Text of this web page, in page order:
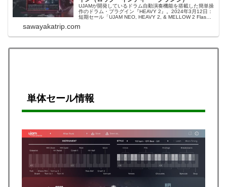
UJAMが開発しているドラム自動演奏機能を搭載した簡単操
作のドラム・プラグイン『HEAVY 2』。2024年3月12日：
短期セール「UJAM NEO, HEAVY 2, & MELLOW 2 Flash
ル均一セール）。恐らく最安値圏。U...
sawayakatrip.com
単体セール情報